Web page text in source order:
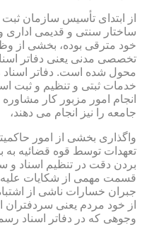
از ابتدای تأسیس سازمان
ساختار سنتی و قدیمی اداری
خود مترقی بوده، بخشی از
تخصصی مدنی یعنی دفاتر
محول شده است. دفاتر
خدمات ثبتی و تنظیم و ثبت
انجام امور مزبور کار
جامعه را نیز انجام می دهند،
واگذاری بخشی از امور
تعهدات توسط قوه قضائیه
بردن دقت در تنظیم اسناد و
قسمت مهمی از شکایات
جبران خسارات ناشی از
از خود مردم یعنی
وجوهی که در دفاتر اسناد